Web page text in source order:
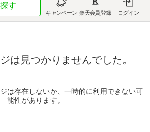
す
キャンペーン 楽天会員登録 ログイン
は見つかりませんでした。
は存在しないか、一時的に利用できない可
能性があります。